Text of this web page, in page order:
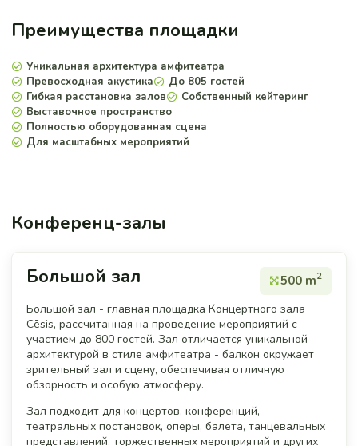
Преимущества площадки
Уникальная архитектура амфитеатра
Превосходная акустика
До 805 гостей
Гибкая расстановка залов
Собственный кейтеринг
Выставочное пространство
Полностью оборудованная сцена
Для масштабных мероприятий
Конференц-залы
Большой зал 500 m2
Большой зал - главная площадка Концертного зала
Cēsis, рассчитанная на проведение мероприятий с
участием до 800 гостей. Зал отличается уникальной
архитектурой в стиле амфитеатра - балкон окружает
зрительный зал и сцену, обеспечивая отличную
обзорность и особую атмосферу.
Зал подходит для концертов, конференций,
театральных постановок, оперы, балета, танцевальных
представлений, торжественных мероприятий и других